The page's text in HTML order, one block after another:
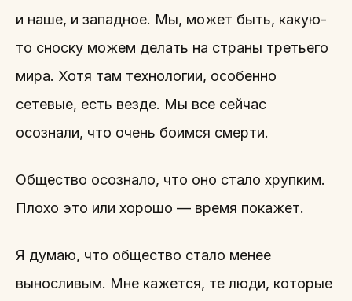
и наше, и западное. Мы, может быть, какую-
то сноску можем делать на страны третьего
мира. Хотя там технологии, особенно
сетевые, есть везде. Мы все сейчас
осознали, что очень боимся смерти.
Общество осознало, что оно стало хрупким.
Плохо это или хорошо — время покажет.
Я думаю, что общество стало менее
выносливым. Мне кажется, те люди, которые